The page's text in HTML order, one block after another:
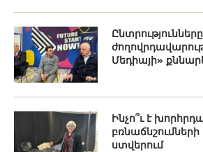
Մեդիայի»
Ինչո՞ւ է
ստվերում